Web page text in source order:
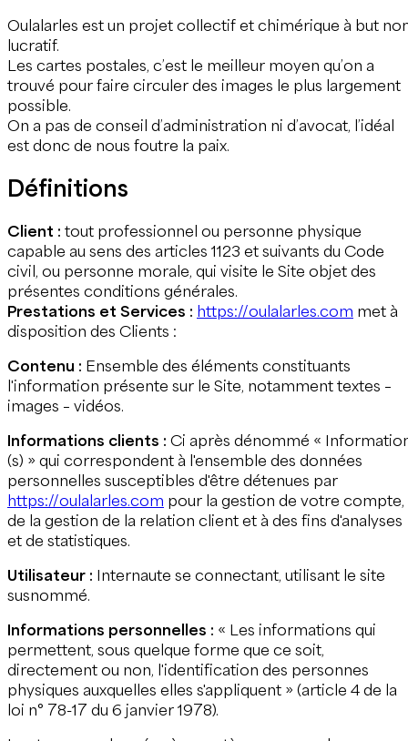
Oulalarles est un projet collectif et chimérique à but
lucratif.
Les cartes postales, c’est le meilleur moyen qu’on a
trouvé pour faire circuler des images le plus largement
possible.
On a pas de conseil d’administration ni d’avocat, l’idéal
est donc de nous foutre la paix.
Définitions
Client : tout professionnel ou personne physique
capable au sens des articles 1123 et suivants du Code
civil, ou personne morale, qui visite le Site objet des
présentes conditions générales.
Prestations et Services : https://oulalarles.com met à
disposition des Clients :
Contenu : Ensemble des éléments constituants
l'information présente sur le Site, notamment textes –
images – vidéos.
Informations clients : Ci après dénommé «
(s) » qui correspondent à l'ensemble des données
personnelles susceptibles d'être détenues par
https://oulalarles.com pour la gestion de votre compte,
de la gestion de la relation client et à des fins d'analyses
et de statistiques.
Utilisateur : Internaute se connectant, utilisant le site
susnommé.
Informations personnelles : « Les informations qui
permettent, sous quelque forme que ce soit,
directement ou non, l'identification des personnes
physiques auxquelles elles s'appliquent » (article 4 de la
loi n° 78-17 du 6 janvier 1978).